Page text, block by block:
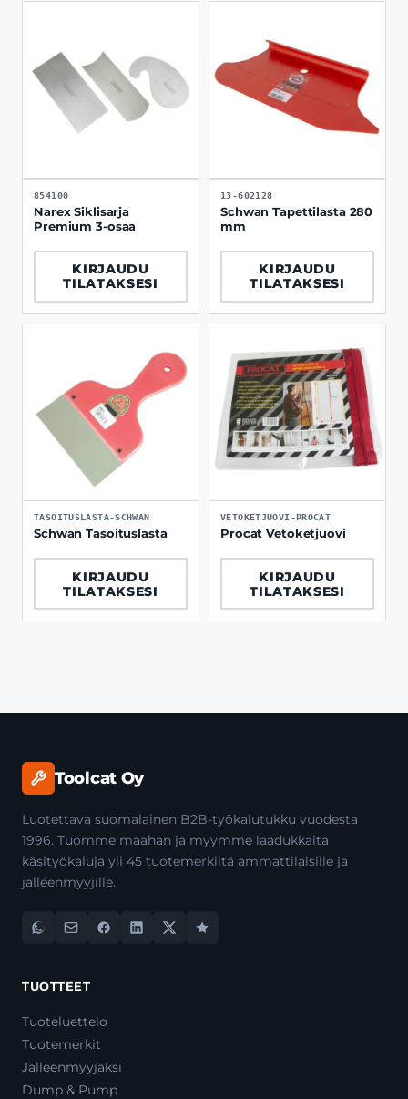
854100
Narex Siklisarja
Premium 3-osaa
KIRJAUDU
TILATAKSESI
13-602128
Schwan Tapettilasta 280
mm
KIRJAUDU
TILATAKSESI
TASOITUSLASTA-SCHWAN
Schwan Tasoituslasta
KIRJAUDU
TILATAKSESI
VETOKETJUOVI-PROCAT
Procat Vetoketjuovi
KIRJAUDU
TILATAKSESI
Toolcat Oy
Luotettava suomalainen B2B-työkalutukku vuodesta
1996. Tuomme maahan ja myymme laadukkaita
käsityökaluja yli 45 tuotemerkiltä ammattilaisille ja
jälleenmyyjille.
TUOTTEET
Tuoteluettelo
Tuotemerkit
Jälleenmyyjäksi
Dump & Pump